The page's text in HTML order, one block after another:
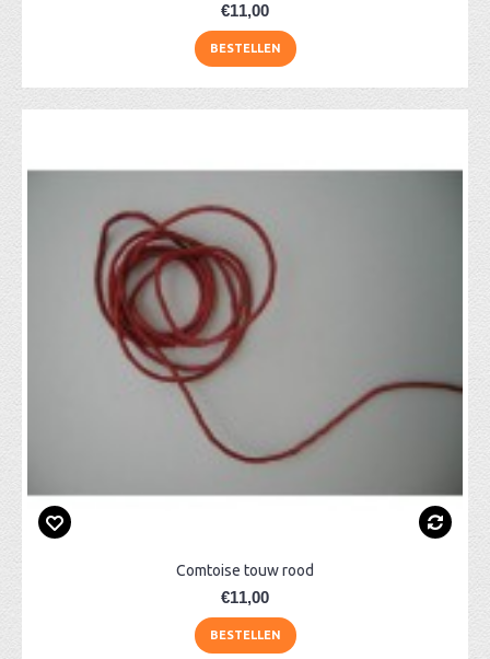
€11,00
BESTELLEN
Comtoise touw rood
€11,00
BESTELLEN